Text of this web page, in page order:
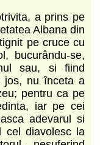
a prins pe
Albana din
pe cruce cu
bucurându-se,
sau, si fiind
jos, nu înceta a
pentru ca pe
iar pe cei
adevarul si
cel diavolesc la